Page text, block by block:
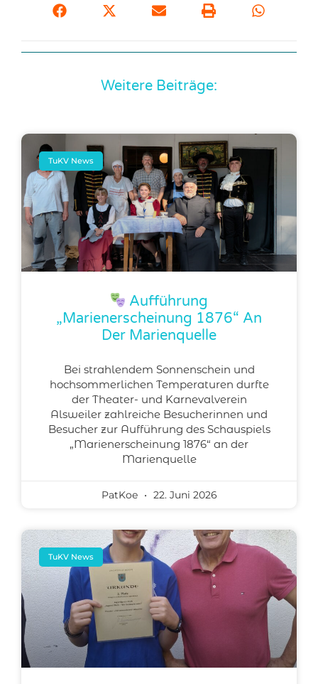
Weitere Beiträge:
TuKV News
Aufführung
„Marienerscheinung 1876“ An
Der Marienquelle
Bei strahlendem Sonnenschein und
hochsommerlichen Temperaturen durfte
der Theater- und Karnevalverein
Alsweiler zahlreiche Besucherinnen und
Besucher zur Aufführung des Schauspiels
„Marienerscheinung 1876“ an der
Marienquelle
PatKoe 22. Juni 2026
TuKV News